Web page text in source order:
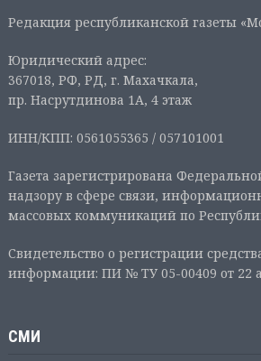
Редакция республиканской газеты
Юридический адрес:
367018, РФ, РД, г. Махачкала,
пр. Насрутдинова 1А, 4 этаж
ИНН/КПП: 0561055365 / 057101001
Газета зарегистрирована
надзору в сфере связи,
массовых коммуникаций по
Свидетельство о регистрации
информации: ПИ № ТУ 05-00409 от 22
СМИ